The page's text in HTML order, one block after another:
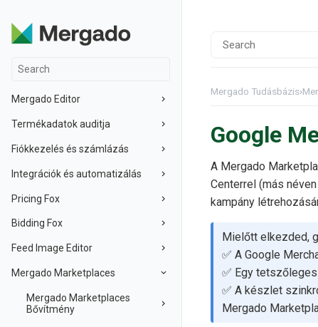
Mergado Editor
Termékadatok auditja
Fiókkezelés és számlázás
Integrációk és automatizálás
Pricing Fox
Bidding Fox
Feed Image Editor
Mergado Marketplaces
Mergado Marketplaces
Bővítmény
Mergado Tudásbázis›
Google
A Mergado
Centerrel (más
kampány
Mielőtt elkezded,
✅ A Google
✅ Egy
✅ A készlet
Mergado